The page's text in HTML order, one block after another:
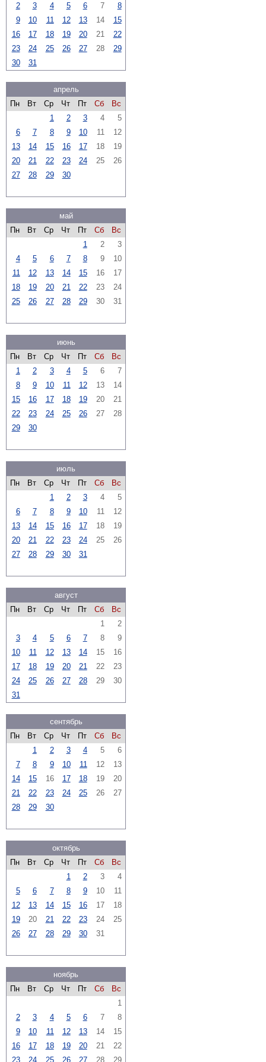
2
3 4 5 6 7
8
9
10 11 12 13 14
15
16
17 18 19 20 21
22
23
24 25 26 27 28
29
30
31
апрель
Пн
Вт Ср Чт Пт Сб
Вс
1
2 3 4
5
6
7 8 9 10 11
12
13
14 15 16 17 18
19
20
21 22 23 24 25
26
27
28 29 30
май
Пн
Вт Ср Чт Пт Сб
Вс
1
2
3
4
5 6 7 8 9
10
11
12 13 14 15 16
17
18
19 20 21 22 23
24
25
26 27 28 29 30 31
июнь
Пн
Вт Ср Чт Пт Сб
Вс
1
2 3 4 5 6
7
8
9 10 11 12 13
14
15
16 17 18 19 20
21
22
23 24 25 26 27
28
29
30
июль
Пн
Вт Ср Чт Пт Сб
Вс
1
2 3 4
5
6
7 8 9 10 11
12
13
14 15 16 17 18
19
20
21 22 23 24 25
26
27
28 29 30 31
август
Пн
Вт Ср Чт Пт Сб
Вс
1
2
3
4 5 6 7 8
9
10
11 12 13 14 15
16
17
18 19 20 21 22
23
24
25 26 27 28 29
30
31
сентябрь
Пн
Вт Ср Чт Пт Сб
Вс
1
2 3 4 5
6
7
8 9 10 11 12
13
14
15 16 17 18 19
20
21
22 23 24 25 26
27
28
29 30
октябрь
Пн
Вт Ср Чт Пт Сб
Вс
1
2 3
4
5
6 7 8 9 10
11
12
13 14 15 16 17
18
19
20 21 22 23 24
25
26
27 28 29 30 31
ноябрь
Пн
Вт Ср Чт Пт Сб
Вс
1
2
3 4 5 6 7
8
9
10 11 12 13 14
15
16
17 18 19 20 21
22
23
24 25 26 27 28 29